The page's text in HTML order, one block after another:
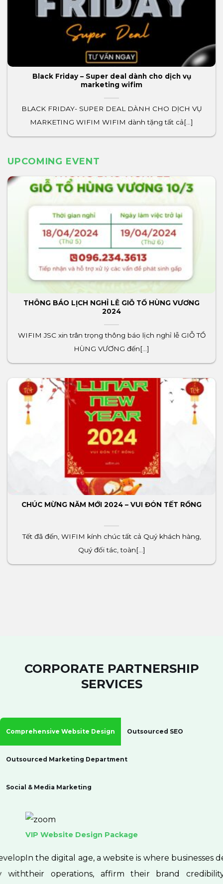
Black Friday – Super deal dành cho dịch vụ
marketing wifim
BLACK FRIDAY- SUPER DEAL DÀNH CHO DỊCH VỤ
MARKETING WIFIM WIFIM dành tặng tất cả[...]
UPCOMING EVENT
THÔNG BÁO LỊCH NGHỈ LỄ GIỖ TỔ HÙNG VƯƠNG
2024
WIFIM JSC xin trân trọng thông báo lịch nghỉ lễ GIỖ TỔ
HÙNG VƯƠNG đến[...]
CHÚC MỪNG NĂM MỚI 2024 – VUI ĐÓN TẾT RỒNG
Tết đã đến, WIFIM kính chúc tất cả Quý khách hàng,
Quý đối tác, toàn[...]
CORPORATE PARTNERSHIP
SERVICES
Comprehensive Website Design Outsourced SEO
Outsourced Marketing Department
Social & Media Marketing
VIP Website Design Package
In the digital age, a website is where businesses develop
their operations, affirm their brand credibility with